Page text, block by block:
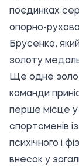
поєдинках
опорно-
Брусенко,
золоту
Ще одне
команди
перше місце у
спортсменів
психічного і
внесок у